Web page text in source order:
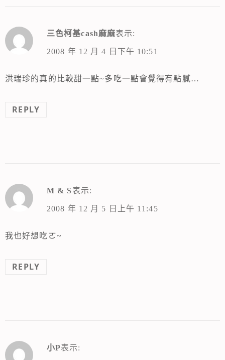
三色柯基cash麻麻表示:
2008 年 12 月 4 日下午 10:51
洪瑞珍的真的比較甜一點~多吃一點會覺得有點膩…
REPLY
M & S表示:
2008 年 12 月 5 日上午 11:45
我也好想吃ㄛ~
REPLY
小P表示: